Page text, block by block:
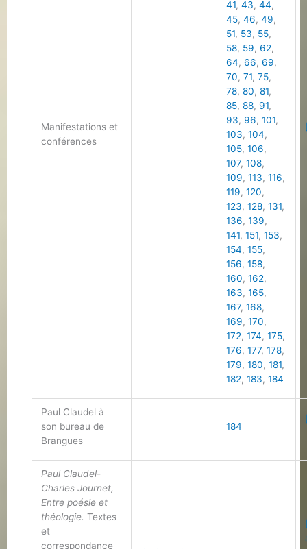
Manifestations et
conférences
41,43,44,
45,46,49,
51, 53, 55,
58, 59,62,
64,66,69,
70,71,75,
78,80,81,
85,88, 91,
93, 96,101,
103,104,
105,106,
107,108,
109,113,116,
119,120,
123,128,131,
136,139,
141,151,153,
154,155,
156,158,
160,162,
163,165,
167,168,
169,170,
172,174,175,
176,177,178,
179,180,181,
182,183,184
Paul Claudel à
son bureau de
Brangues
184
Paul Claudel-
Charles Journet,
Entre poésie et
théologie. Textes
et
correspondance